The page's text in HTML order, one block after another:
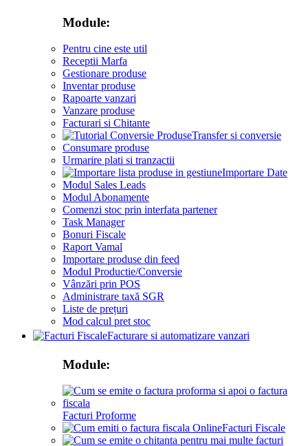
Module:
Pentru cine este util
Receptii Marfa
Gestionare produse
Inventar produse
Rapoarte vanzari
Vanzare produse
Facturari si Chitante
Transfer si conversie
Consumare produse
Urmarire plati si tranzactii
Importare Date
Modul Sales Leads
Modul Abonamente
Comenzi stoc prin interfata partener
Task Manager
Bonuri Fiscale
Raport Vamal
Importare produse din feed
Modul Productie/Conversie
Vânzări prin POS
Administrare taxă SGR
Liste de prețuri
Mod calcul pret stoc
Facturare si automatizare vanzari
Module:
Facturi Proforme
Facturi Fiscale